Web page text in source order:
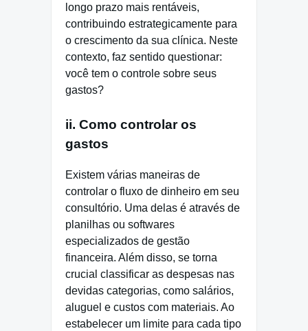
longo prazo mais rentáveis,
contribuindo estrategicamente para
o crescimento da sua clínica. Neste
contexto, faz sentido questionar:
você tem o controle sobre seus
gastos?
ii. Como controlar os
gastos
Existem várias maneiras de
controlar o fluxo de dinheiro em seu
consultório. Uma delas é através de
planilhas ou softwares
especializados de gestão
financeira. Além disso, se torna
crucial classificar as despesas nas
devidas categorias, como salários,
aluguel e custos com materiais. Ao
estabelecer um limite para cada tipo